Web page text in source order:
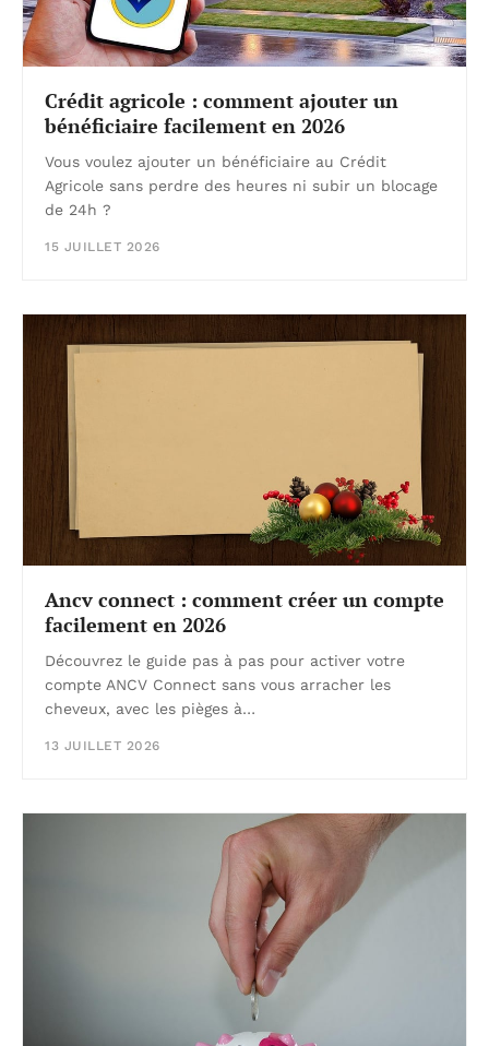
Crédit agricole : comment ajouter un
bénéficiaire facilement en 2026
Vous voulez ajouter un bénéficiaire au Crédit
Agricole sans perdre des heures ni subir un blocage
de 24h ?
15 JUILLET 2026
Ancv connect : comment créer un compte
facilement en 2026
Découvrez le guide pas à pas pour activer votre
compte ANCV Connect sans vous arracher les
cheveux, avec les pièges à…
13 JUILLET 2026